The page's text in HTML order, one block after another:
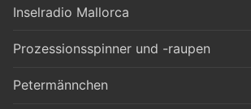
Inselradio Mallorca
Prozessionsspinner und -raupen
Petermännchen